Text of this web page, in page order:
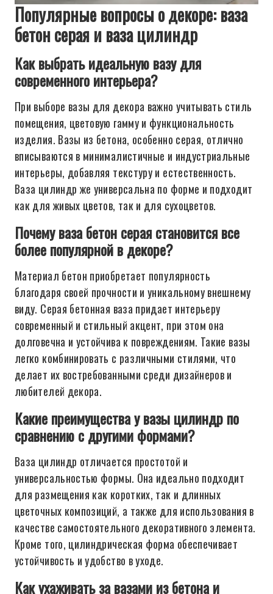
Популярные вопросы о декоре: ваза
бетон серая и ваза цилиндр
Как выбрать идеальную вазу для
современного интерьера?
При выборе вазы для декора важно учитывать стиль
помещения, цветовую гамму и функциональность
изделия. Вазы из бетона, особенно серая, отлично
вписываются в минималистичные и индустриальные
интерьеры, добавляя текстуру и естественность.
Ваза цилиндр же универсальна по форме и подходит
как для живых цветов, так и для сухоцветов.
Почему ваза бетон серая становится все
более популярной в декоре?
Материал бетон приобретает популярность
благодаря своей прочности и уникальному внешнему
виду. Серая бетонная ваза придает интерьеру
современный и стильный акцент, при этом она
долговечна и устойчива к повреждениям. Такие вазы
легко комбинировать с различными стилями, что
делает их востребованными среди дизайнеров и
любителей декора.
Какие преимущества у вазы цилиндр по
сравнению с другими формами?
Ваза цилиндр отличается простотой и
универсальностью формы. Она идеально подходит
для размещения как коротких, так и длинных
цветочных композиций, а также для использования в
качестве самостоятельного декоративного элемента.
Кроме того, цилиндрическая форма обеспечивает
устойчивость и удобство в уходе.
Как ухаживать за вазами из бетона и